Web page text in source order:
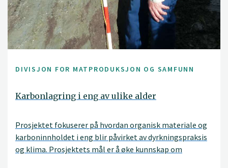
DIVISJON FOR MATPRODUKSJON OG SAMFUNN
Karbonlagring i eng av ulike alder
Prosjektet fokuserer på hvordan organisk materiale og
karboninnholdet i eng blir påvirket av dyrkningspraksis
og klima. Prosjektets mål er å øke kunnskap om